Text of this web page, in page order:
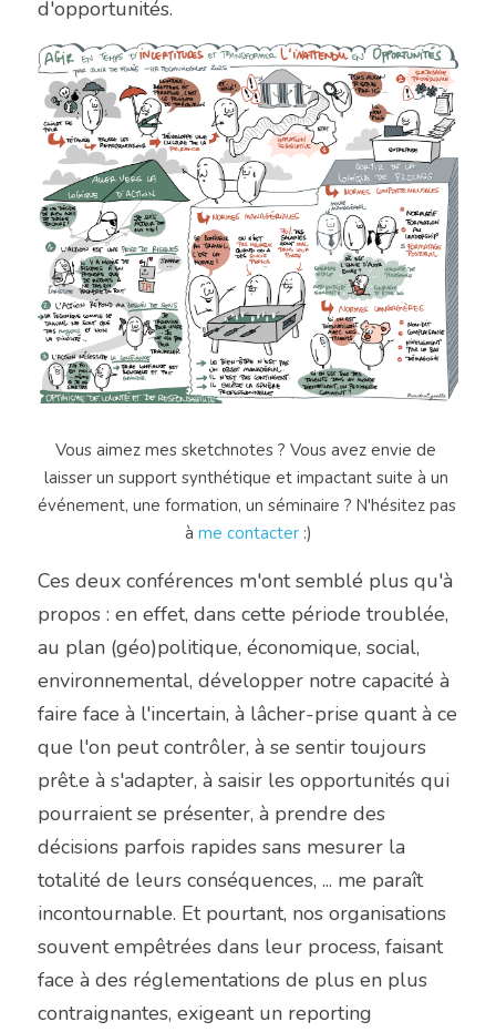
d'opportunités.
Vous aimez mes sketchnotes ? Vous avez envie de
laisser un support synthétique et impactant suite à un
événement, une formation, un séminaire ? N'hésitez pas
à me contacter :)
Ces deux conférences m'ont semblé plus qu'à
propos : en effet, dans cette période troublée,
au plan (géo)politique, économique, social,
environnemental, développer notre capacité à
faire face à l'incertain, à lâcher-prise quant à ce
que l'on peut contrôler, à se sentir toujours
prêt.e à s'adapter, à saisir les opportunités qui
pourraient se présenter, à prendre des
décisions parfois rapides sans mesurer la
totalité de leurs conséquences, ... me paraît
incontournable. Et pourtant, nos organisations
souvent empêtrées dans leur process, faisant
face à des réglementations de plus en plus
contraignantes, exigeant un reporting